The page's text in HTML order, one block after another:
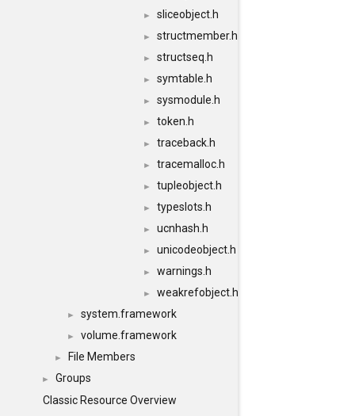
► sliceobject.h
► structmember.h
► structseq.h
► symtable.h
► sysmodule.h
► token.h
► traceback.h
► tracemalloc.h
► tupleobject.h
► typeslots.h
► ucnhash.h
► unicodeobject.h
► warnings.h
► weakrefobject.h
► system.framework
► volume.framework
► File Members
►
Groups
Classic Resource Overview